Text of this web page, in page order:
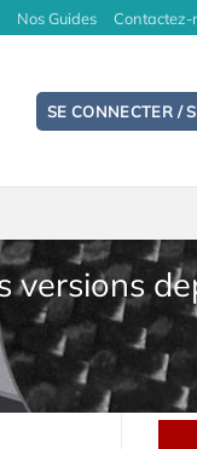
Nos Guides Contactez-
SE CONNECTER /
versions